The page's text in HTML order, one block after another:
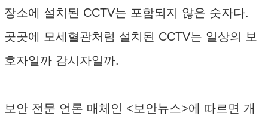
장소에 설치된 CCTV는 포함되지 않은 숫자다.
곳곳에 모세혈관처럼 설치된 CCTV는 일상의 보
호자일까 감시자일까.
보안 전문 언론 매체인 <보안뉴스>에 따르면 개